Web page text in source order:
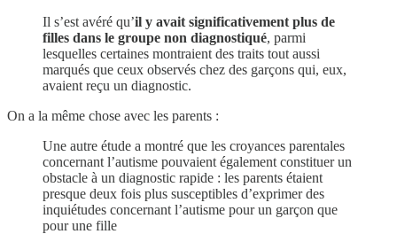
Il s’est avéré qu’il y avait significativement plus de
filles dans le groupe non diagnostiqué, parmi
lesquelles certaines montraient des traits tout aussi
marqués que ceux observés chez des garçons qui, eux,
avaient reçu un diagnostic.
On a la même chose avec les parents :
Une autre étude a montré que les croyances parentales
concernant l’autisme pouvaient également constituer un
obstacle à un diagnostic rapide : les parents étaient
presque deux fois plus susceptibles d’exprimer des
inquiétudes concernant l’autisme pour un garçon que
pour une fille